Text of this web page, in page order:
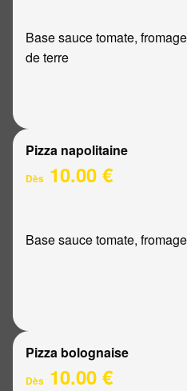
Base sauce tomate,
de terre
Pizza napolitaine
Dès 10.00 €
Base sauce tomate,
Pizza bolognaise
Dès 10.00 €